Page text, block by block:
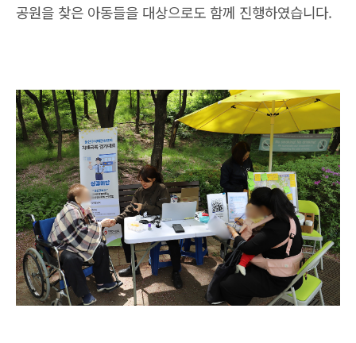
공원을 찾은 아동들을 대상으로도 함께 진행하였습니다.